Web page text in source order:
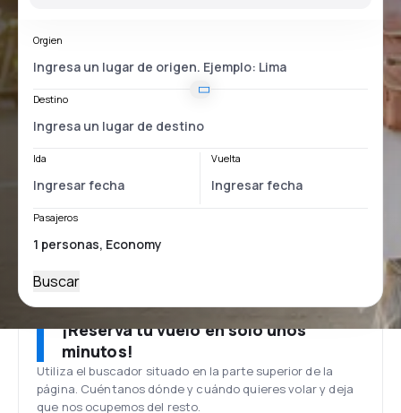
Orgien
Destino
Ida Vuelta
Pasajeros
Buscar
¡Reserva tu vuelo en solo unos
minutos!
Utiliza el buscador situado en la parte superior de la
página. Cuéntanos dónde y cuándo quieres volar y deja
que nos ocupemos del resto.